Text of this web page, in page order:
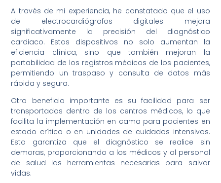
A través de mi experiencia, he constatado que el uso
de electrocardiógrafos digitales mejora
significativamente la precisión del diagnóstico
cardiaco. Estos dispositivos no solo aumentan la
eficiencia clínica, sino que también mejoran la
portabilidad de los registros médicos de los pacientes,
permitiendo un traspaso y consulta de datos más
rápida y segura.
Otro beneficio importante es su facilidad para ser
transportados dentro de los centros médicos, lo que
facilita la implementación en cama para pacientes en
estado crítico o en unidades de cuidados intensivos.
Esto garantiza que el diagnóstico se realice sin
demoras, proporcionando a los médicos y al personal
de salud las herramientas necesarias para salvar
vidas.